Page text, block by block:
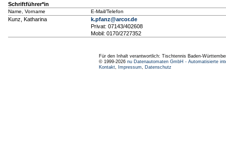
Schriftführer*in
Name, Vorname E-Mail/Telefon
Kunz, Katharina
k.pfanz@arcor.de
Privat: 07143/402608
Mobil: 0170/2727352
Für den Inhalt verantwortlich: Tischtennis Baden-
© 1999-2026 nu Datenautomaten GmbH - Automatisierte
Kontakt, Impressum, Datenschutz